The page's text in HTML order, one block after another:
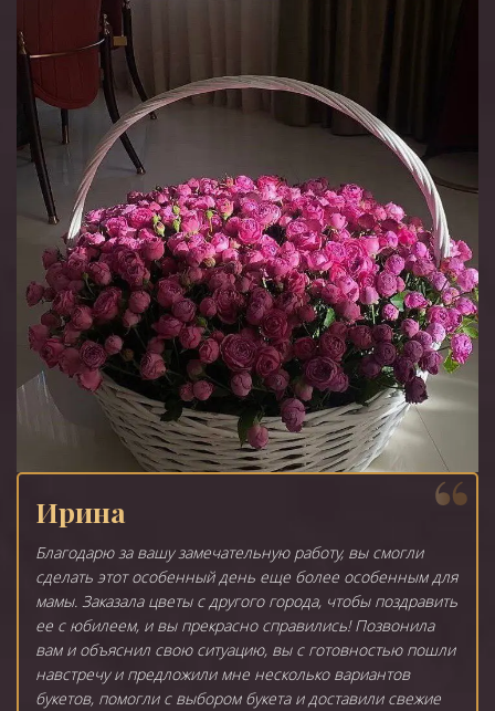
Ирина
Благодарю за вашу замечательную работу, вы смогли
сделать этот особенный день еще более особенным для
мамы. Заказала цветы с другого города, чтобы поздравить
ее с юбилеем, и вы прекрасно справились! Позвонила
вам и объяснил свою ситуацию, вы с готовностью пошли
навстречу и предложили мне несколько вариантов
букетов, помогли с выбором букета и доставили свежие